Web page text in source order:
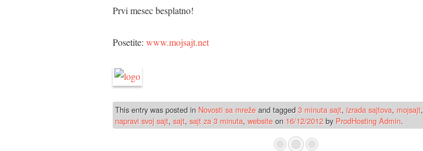
Prvi mesec besplatno!
Posetite: www.mojsajt.net
This entry was posted in Novosti sa mreže and tagged 3 minuta sajt, izrada sajtova, mojsajt,
napravi svoj sajt, sajt, sajt za 3 minuta, website on 16/12/2012 by ProdHosting Admin.